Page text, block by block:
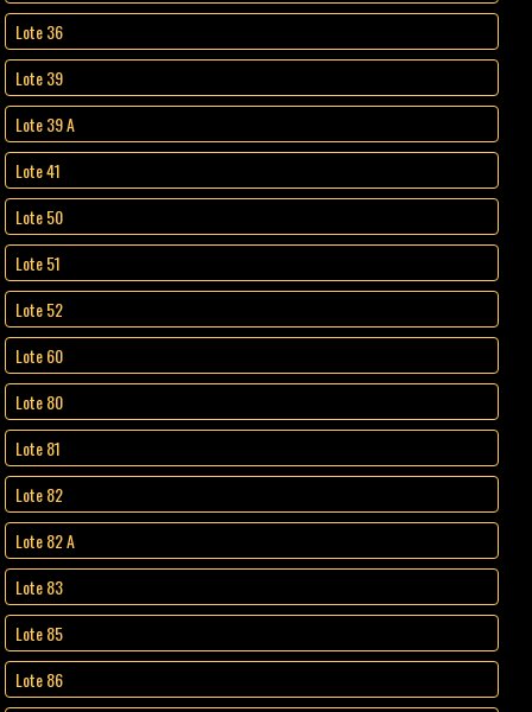
Lote 36
Lote 39
Lote 39 A
Lote 41
Lote 50
Lote 51
Lote 52
Lote 60
Lote 80
Lote 81
Lote 82
Lote 82 A
Lote 83
Lote 85
Lote 86